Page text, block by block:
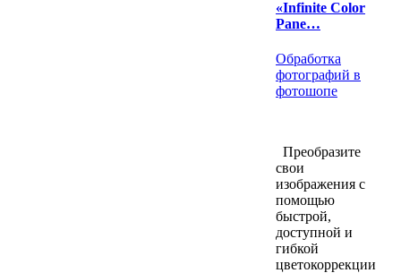
«Infinite Color
Pane…
Обработка
фотографий в
фотошопе
Преобразите
свои
изображения с
помощью
быстрой,
доступной и
гибкой
цветокоррекции